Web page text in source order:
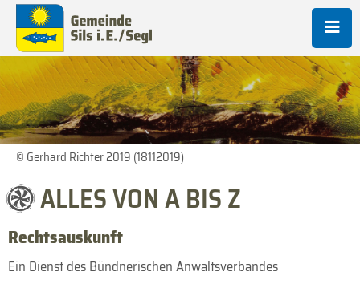
© Gerhard Richter 2019 (18112019)
ALLES VON A BIS Z
Rechtsauskunft
Ein Dienst des Bündnerischen Anwaltsverbandes